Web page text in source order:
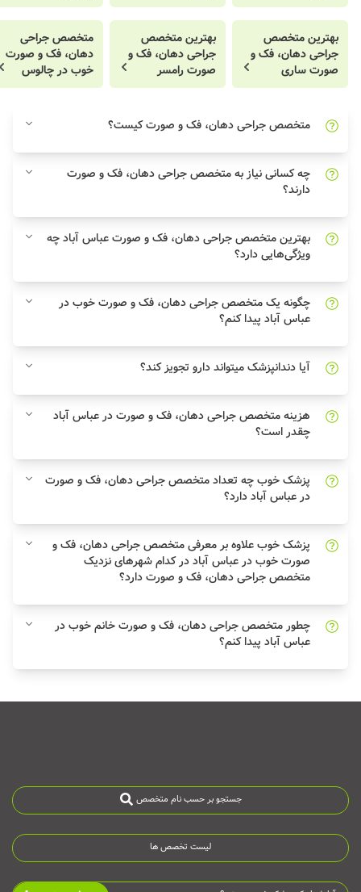
بهترین متخصص
جراحی دهان، فک و
صورت ساری
بهترین متخصص
جراحی دهان، فک و
صورت رامسر
متخصص جراحی
دهان، فک و صورت
خوب در چالوس
متخصص جراحی دهان، فک و صورت کیست؟
چه کسانی نیاز به متخصص جراحی دهان، فک و صورت
دارند؟
بهترین متخصص جراحی دهان، فک و صورت عباس آباد چه
ویژگی‌هایی دارد؟
چگونه یک متخصص جراحی دهان، فک و صورت خوب در
عباس آباد پیدا کنم؟
آیا دندانپزشک میتواند دارو تجویز کند؟
هزینه متخصص جراحی دهان، فک و صورت در عباس آباد
چقدر است؟
پزشک خوب چه تعداد متخصص جراحی دهان، فک و صورت
در عباس آباد دارد؟
پزشک خوب علاوه بر معرفی متخصص جراحی دهان، فک و
صورت خوب در عباس آباد در کدام شهرهای نزدیک
متخصص جراحی دهان، فک و صورت دارد؟
چطور متخصص جراحی دهان، فک و صورت خانم خوب در
عباس آباد پیدا کنم؟
جستجو بر حسب نام متخصص
لیست تخصص ها